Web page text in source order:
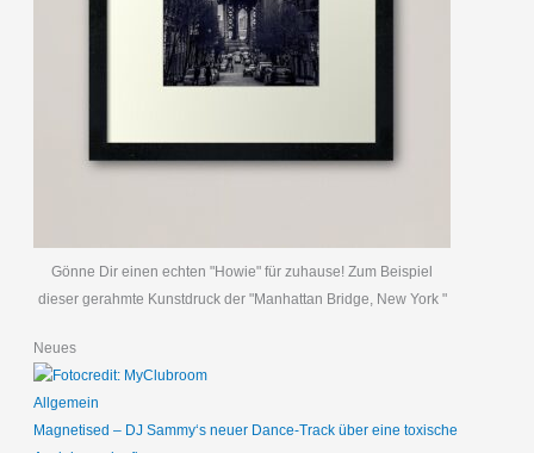
Gönne Dir einen echten "Howie" für zuhause! Zum Beispiel
dieser gerahmte Kunstdruck der "Manhattan Bridge, New York "
Neues
Allgemein
Magnetised – DJ Sammy‘s neuer Dance-Track über eine toxische